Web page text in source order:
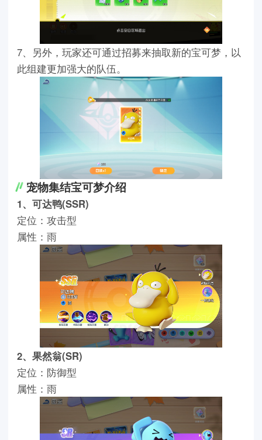
7、另外，玩家还可通过招募来抽取新的宝可梦，以
此组建更加强大的队伍。
宠物集结宝可梦介绍
1、可达鸭(SSR)
定位：攻击型
属性：雨
2、果然翁(SR)
定位：防御型
属性：雨